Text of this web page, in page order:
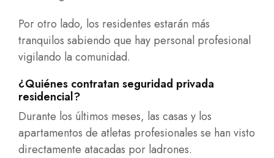
Por otro lado, los residentes estarán más
tranquilos sabiendo que hay personal profesional
vigilando la comunidad.
¿Quiénes contratan seguridad privada
residencial?
Durante los últimos meses, las casas y los
apartamentos de atletas profesionales se han visto
directamente atacadas por ladrones.